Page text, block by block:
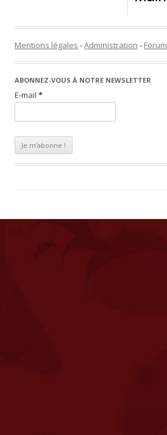
Mentions légales -Administration - Forum
ABONNEZ-VOUS À NOTRE NEWSLETTER
E-mail *